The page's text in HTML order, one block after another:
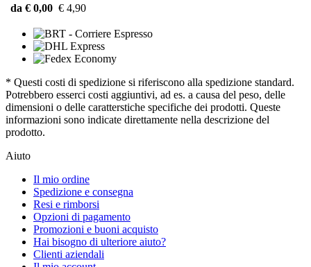
da € 0,00 € 4,90
* Questi costi di spedizione si riferiscono alla spedizione standard.
Potrebbero esserci costi aggiuntivi, ad es. a causa del peso, delle
dimensioni o delle caratterstiche specifiche dei prodotti. Queste
informazioni sono indicate direttamente nella descrizione del
prodotto.
Aiuto
Il mio ordine
Spedizione e consegna
Resi e rimborsi
Opzioni di pagamento
Promozioni e buoni acquisto
Hai bisogno di ulteriore aiuto?
Clienti aziendali